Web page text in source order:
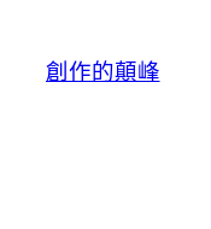
創作的顛峰